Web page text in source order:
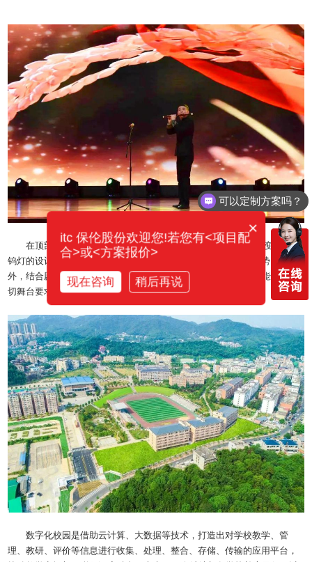
在顶部还安装了舞台灯光系统，该系统以led为基础原料，改变传统卤
钨灯的设计概念，具备节能高效、色彩鲜艳、流动性强等性能优势。此
外，结合剧情发展还能创造自由的布光空间；通过调节光源，还能适应一
切舞台要求。
数字化校园是借助云计算、大数据等技术，打造出对学校教学、管
理、教研、评价等信息进行收集、处理、整合、存储、传输的应用平台，
可以定制方案吗？
×
itc 保伦股份欢迎您!若您有<项目配
合>或<方案报价>
现在咨询 稍后再说